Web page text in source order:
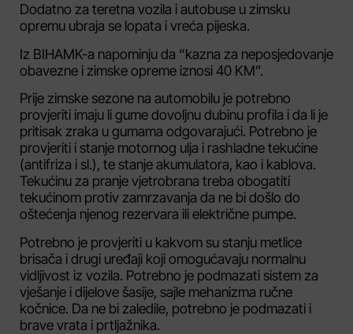
Dodatno za teretna vozila i autobuse u zimsku
opremu ubraja se lopata i vreća pijeska.
Iz BIHAMK-a napominju da “kazna za neposjedovanje
obavezne i zimske opreme iznosi 40 KM”.
Prije zimske sezone na automobilu je potrebno
provjeriti imaju li gume dovoljnu dubinu profila i da li je
pritisak zraka u gumama odgovarajući. Potrebno je
provjeriti i stanje motornog ulja i rashladne tekućine
(antifriza i sl.), te stanje akumulatora, kao i kablova.
Tekućinu za pranje vjetrobrana treba obogatiti
tekućinom protiv zamrzavanja da ne bi došlo do
oštećenja njenog rezervara ili električne pumpe.
Potrebno je provjeriti u kakvom su stanju metlice
brisača i drugi uređaji koji omogućavaju normalnu
vidljivost iz vozila. Potrebno je podmazati sistem za
vješanje i dijelove šasije, sajle mehanizma ručne
kočnice. Da ne bi zaledile, potrebno je podmazati i
brave vrata i prtljažnika.